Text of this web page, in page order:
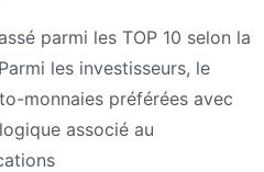
parmi les TOP 10 selon la
les investisseurs, le
monnaies préférées avec
associé au